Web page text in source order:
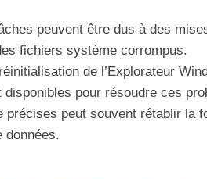
peuvent être dus à des
fichiers système corrompus.
de l’Explorateur
pour résoudre ces
précises peut souvent rétablir la
données.